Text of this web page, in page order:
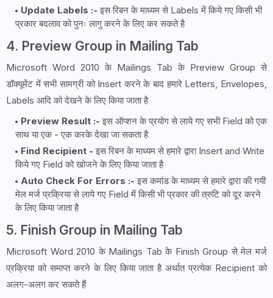
Update Labels :-इस रिबन के माध्यम से Labels में किये गए किसी भी
प्रकार बदलाव को पुनः लागु करने के लिए कर सकते है
4. Preview Group in Mailing Tab
Microsoft Word 2010 के Mailings Tab के Preview Group से
डॉक्यूमेंट में सभी सामग्री को Insert करने के बाद हमारे Letters, Envelopes,
Labels आदि को देखने के लिए किया जाता है
Preview Result :- इस ऑप्शन के प्रयोग से लाये गए सभी Field को एक
साथ या एक - एक करके देखा जा सकता है
Find Recipient -इस रिबन के माध्यम से हमारे द्वारा Insert and Write
किये गए Field को खोजने के लिए किया जाता है
Auto Check For Errors :- इस कमांड के माध्यम से हमारे द्वारा की गयी
मेल मर्ज प्रक्रिया से लाये गए Field में किसी भी प्रकार की त्रुटि को दूर करने
के लिए किया जाता है
5. Finish Group in Mailing Tab
Microsoft Word 2010 के Mailings Tab के Finish Group से मेल मर्ज
प्रक्रिया को समाप्त करने के लिए किया जाता है अर्थात प्रत्येक Recipient को
अलग-अलग कर सकते हैं